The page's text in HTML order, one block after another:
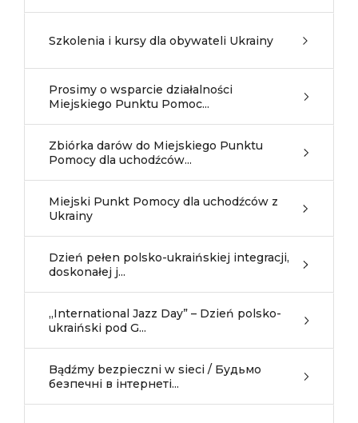
Szkolenia i kursy dla obywateli Ukrainy
Prosimy o wsparcie działalności
Miejskiego Punktu Pomoc...
Zbiórka darów do Miejskiego Punktu
Pomocy dla uchodźców...
Miejski Punkt Pomocy dla uchodźców z
Ukrainy
Dzień pełen polsko-ukraińskiej integracji,
doskonałej j...
„International Jazz Day” – Dzień polsko-
ukraiński pod G...
Bądźmy bezpieczni w sieci / Будьмо
безпечні в інтернеті...